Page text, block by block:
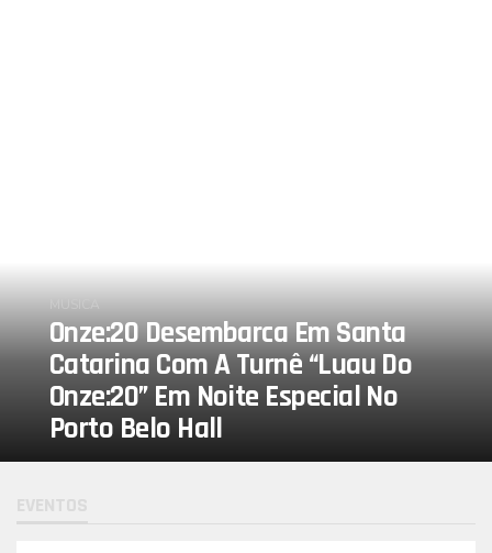
Onze:20 Desembarca Em Santa
Catarina Com A Turnê “Luau Do
Onze:20” Em Noite Especial No
Porto Belo Hall